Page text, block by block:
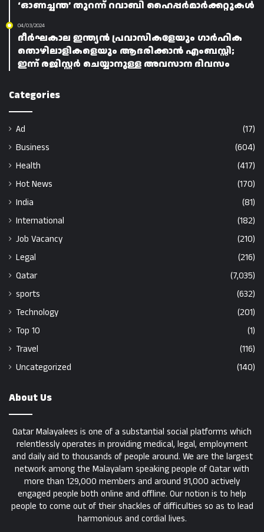
‘ഓണച്ചന്ത’ തുറന്ന് റവാബി ഹൈപ്പർമാർക്കറ്റുകൾ
04/03/2024
ദീർഘകാല ഇന്ത്യൻ പ്രവാസികളേയും ഗാർഹിക
തൊഴിലാളികളെയും ആദരിക്കാൻ എംബസ്സി;
ഇന്ന് രജിസ്റ്റർ ചെയ്യാനുള്ള അവസാന ദിവസം
Categories
Ad
(17)
Business
(604)
Health
(417)
Hot News
(170)
India
(81)
International
(182)
Job Vacancy
(210)
Legal
(216)
Qatar
(7,035)
sports
(632)
Technology
(201)
Top 10
(1)
Travel
(116)
Uncategorized
(140)
About Us
Qatar Malayalees is one of a substantial social platforms which
relentlessly operates in providing medical, legal, employment
and daily aid to thousands of people around. We are the largest
network among the Malayalam speaking people of Qatar with
more than 129,000 members and around 91,000 actively
engaged people both online and offline. Our notion is to help
people to come out of their shackles of difficulties so as to lead
harmonious and cordial lives.